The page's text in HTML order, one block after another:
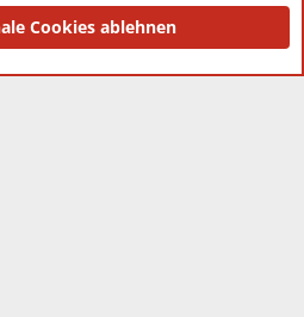
® © 2010-2025 XenForo Ltd.
Cookies ablehnen